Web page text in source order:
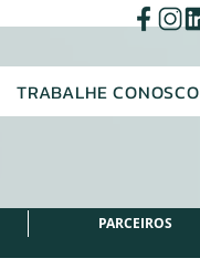
TRABALHE CONOSCO
PARCEIROS